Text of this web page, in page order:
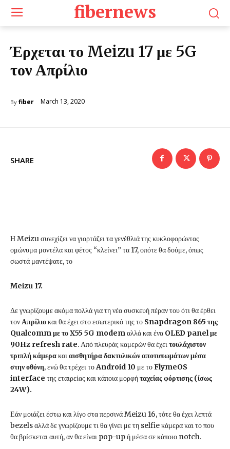
fibernews
Έρχεται το Meizu 17 με 5G
τον Απρίλιο
By fiber March 13, 2020
SHARE
Η Meizu συνεχίζει να γιορτάζει τα γενέθλιά της κυκλοφορώντας
ομώνυμα μοντέλα και φέτος “κλείνει” τα 17, οπότε θα δούμε, όπως
σωστά μαντέψατε, το
Meizu 17.
Δε γνωρίζουμε ακόμα πολλά για τη νέα συσκευή πέραν του ότι θα έρθει
τον Απρίλιοκαι θα έχει στο εσωτερικό της το Snapdragon 865 της
Qualcomm με το X55 5G modem αλλά και ένα OLED panel με
90Hz refresh rate. Από πλευράς καμερών θα έχει τουλάχιστον
τριπλή κάμερακαι αισθητήρα δακτυλικών αποτυπωμάτων μέσα
στην οθόνη, ενώ θα τρέχει τοAndroid 10 με τοFlymeOS
interface της εταιρείας και κάποια μορφήταχείας φόρτισης (ίσως
24W).
Εάν μοιάζει έστω και λίγο στα περσινά Meizu 16, τότε θα έχει λεπτά
bezels αλλά δε γνωρίζουμε τι θα γίνει με τη selfie κάμερα και το που
θα βρίσκεται αυτή, αν θα είναι pop-up ή μέσα σε κάποιο notch.